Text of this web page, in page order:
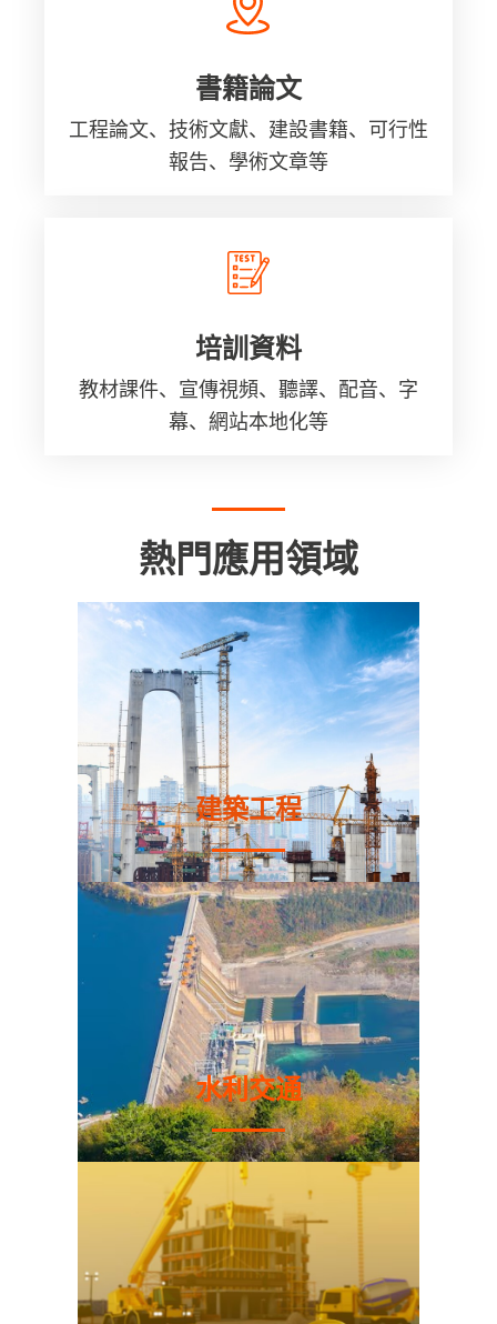
書籍論文
工程論文、技術文獻、建設書籍、可行性
報告、學術文章等
培訓資料
教材課件、宣傳視頻、聽譯、配音、字
幕、網站本地化等
熱門應用領域
建築工程
水利交通